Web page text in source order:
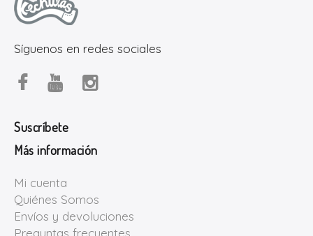
Síguenos en redes sociales
Suscríbete
Más información
Mi cuenta
Quiénes Somos
Envíos y devoluciones
Preguntas frecuentes